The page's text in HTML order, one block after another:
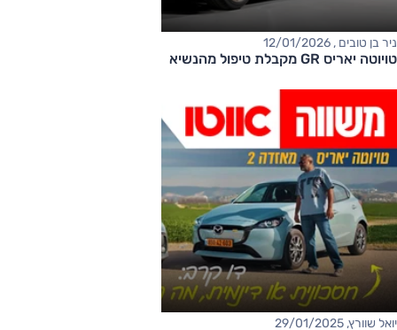
ניר בן טובים , 12/01/2026
טויוטה יאריס GR מקבלת טיפול מהנשיא
יואל שוורץ, 29/01/2025